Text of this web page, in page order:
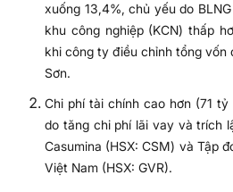
xuống 13,4%, chủ yếu do
khu công nghiệp (KCN) thấp
khi công ty điều chỉnh tổng vốn
Sơn.
Chi phí tài chính cao hơn (71
do tăng chi phí lãi vay và trích
Casumina (HSX: CSM) và Tập
Việt Nam (HSX: GVR).